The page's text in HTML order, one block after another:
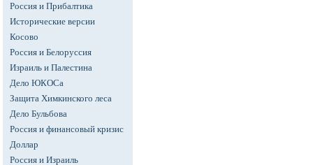
Россия и Прибалтика
Исторические версии
Косово
Россия и Белоруссия
Израиль и Палестина
Дело ЮКОСа
Защита Химкинского леса
Дело Бульбова
Россия и финансовый кризис
Доллар
Россия и Израиль